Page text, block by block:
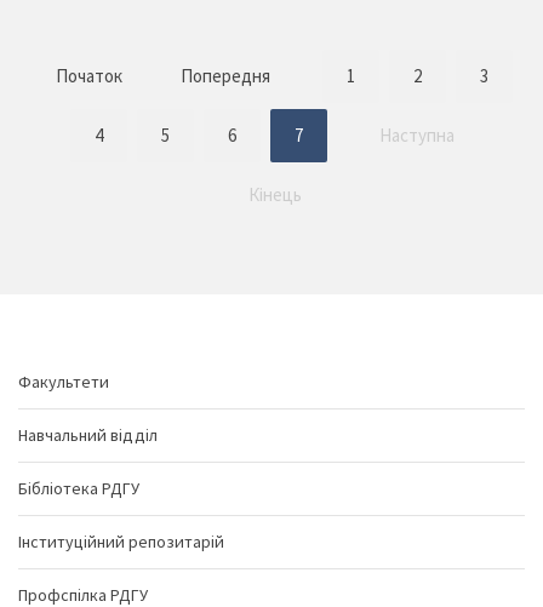
Початок Попередня 1 2 3
4 5 6 7 Наступна
Кінець
Факультети
Навчальний відділ
Бібліотека РДГУ
Інституційний репозитарій
Профспілка РДГУ